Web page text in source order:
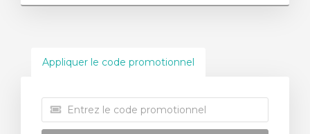
Appliquer le code promotionnel